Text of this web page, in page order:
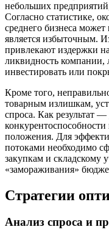
небольших
Согласно статистике,
среднего бизнеса может
является избыточным.
привлекают издержки
ликвидность компании,
инвестировать или
Кроме того,
товарным излишкам,
спроса. Как результат
положения. Для
потоками необходимо
закупкам и складскому
«замораживания»
Стратегии
Анализ спроса и